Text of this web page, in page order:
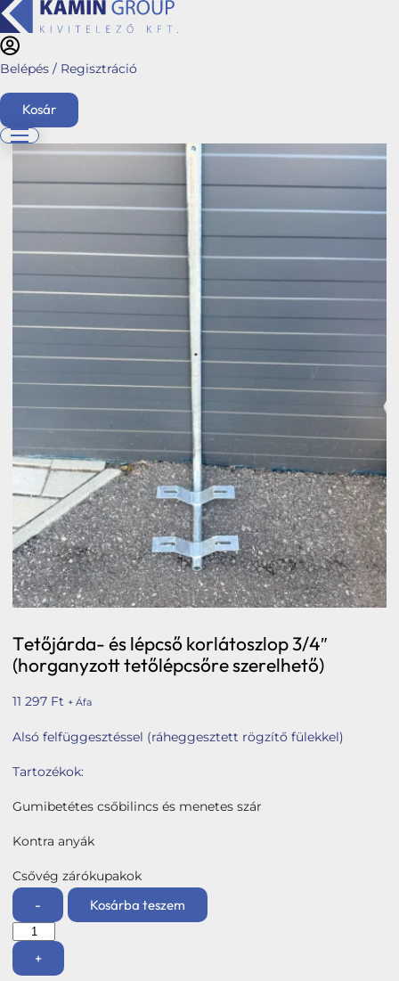
Belépés / Regisztráció
Kosár
English
Főoldal
Üzletágaink
Kéménymagasítás
Hybalans+ hővisszanyerős szellőzés
Tetőbiztonsági rendszerek
Társasházi kéményfelújítás
Rólunk
Portfólió
Hírek
Kapcsolat
Belépés / Regisztráció
Kosár
korlátoszlop 3/4″ (horganyzott tetőlépcsőre szerelhető)
Tetőjárda- és lépcső korlátoszlop 3/4″
(horganyzott tetőlépcsőre szerelhető)
11 297 Ft + Áfa
Alsó felfüggesztéssel (ráheggesztett rögzítő fülekkel)
Tartozékok:
Gumibetétes csőbilincs és menetes szár
Kontra anyák
Csővég zárókupakok
-
Tetőjárda-
és
lépcső
korlátoszlop
+
Kosárba teszem